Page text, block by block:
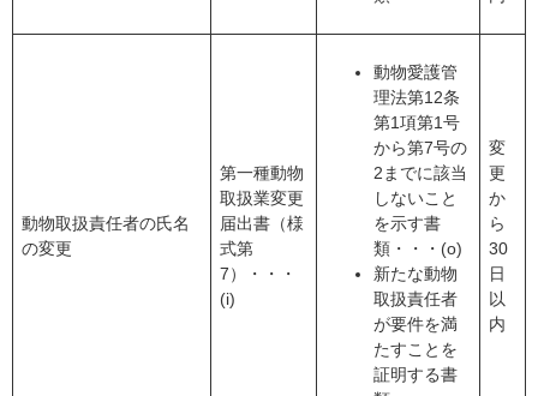
動物取扱責任者の氏名
の変更
第一種動物
取扱業変更
届出書（様
式第
7）・・・
(i)
動物愛護管
理法第12条
第1項第1号
から第7号の
2までに該当
しないこと
を示す書
類・・・(o)
新たな動物
取扱責任者
が要件を満
たすことを
証明する書
変
更
か
ら
30
日
以
内